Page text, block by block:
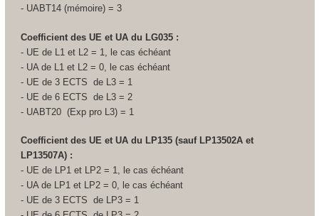
- UABT14 (mémoire) = 3
Coefficient des UE et UAdu LG035 :
- UE de L1 et L2 = 1, le cas échéant
- UAde L1 et L2 = 0, le cas échéant
- UE de 3 ECTS de L3 = 1
- UE de 6 ECTS de L3 = 2
- UABT20 (Exp pro L3) = 1
Coefficient des UE et UAdu LP135 (sauf LP13502A et
LP13507A) :
- UE de LP1 et LP2 = 1, le cas échéant
- UAde LP1 et LP2 = 0, le cas échéant
- UE de 3 ECTS de LP3 = 1